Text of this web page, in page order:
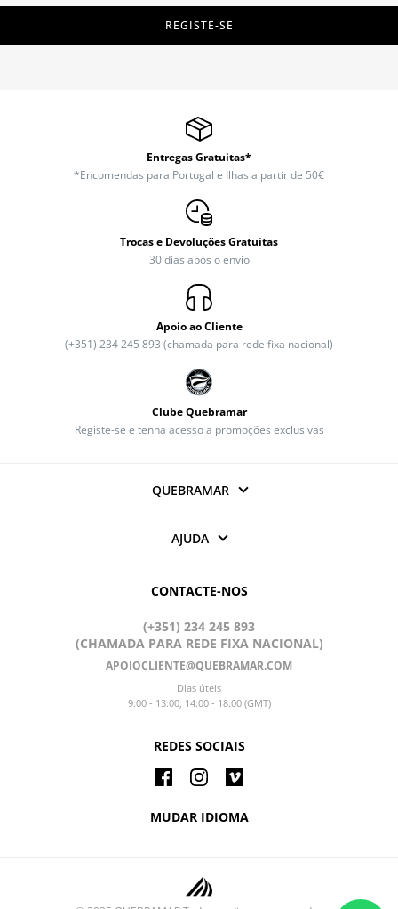
REGISTE-SE
Entregas Gratuitas*
*Encomendas para Portugal e Ilhas a partir de 50€
Trocas e Devoluções Gratuitas
30 dias após o envio
Apoio ao Cliente
(+351) 234 245 893 (chamada para rede fixa nacional)
Clube Quebramar
Registe-se e tenha acesso a promoções exclusivas
QUEBRAMAR
AJUDA
CONTACTE-NOS
(+351) 234 245 893
(CHAMADA PARA REDE FIXA NACIONAL)
APOIOCLIENTE@QUEBRAMAR.COM
Dias úteis
9:00 - 13:00; 14:00 - 18:00 (GMT)
REDES SOCIAIS
MUDAR IDIOMA